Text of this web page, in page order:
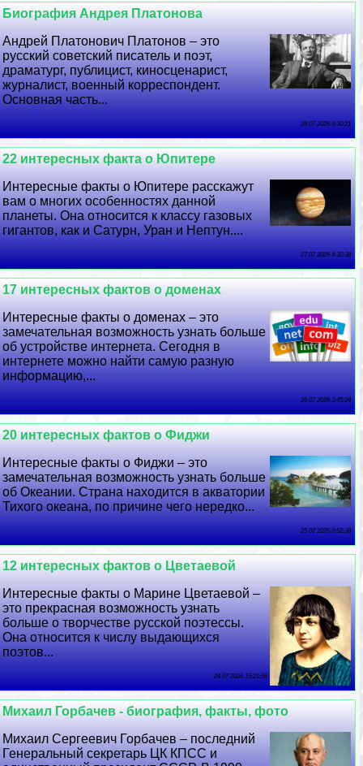
Биография Андрея Платонова
Андрей Платонович Платонов – это
русский советский писатель и поэт,
драматург, публицист, киносценарист,
журналист, военный корреспондент.
Основная часть...
28 07 2026 9:30:21
22 интересных факта о Юпитере
Интересные факты о Юпитере расскажут
вам о многих особенностях данной
планеты. Она относится к классу газовых
гигантов, как и Сатурн, Уран и Нептун....
27 07 2026 4:30:38
17 интересных фактов о доменах
Интересные факты о доменах – это
замечательная возможность узнать больше
об устройстве интернета. Сегодня в
интернете можно найти самую разную
информацию,...
26 07 2026 3:45:24
20 интересных фактов о Фиджи
Интересные факты о Фиджи – это
замечательная возможность узнать больше
об Океании. Страна находится в акватории
Тихого океана, по причине чего нередко...
25 07 2026 0:52:38
12 интересных фактов о Цветаевой
Интересные факты о Марине Цветаевой –
это прекрасная возможность узнать
больше о творчестве русской поэтессы.
Она относится к числу выдающихся
поэтов...
24 07 2026 15:21:56
Михаил Горбачев - биография, факты, фото
Михаил Сергеевич Горбачев – последний
Генеральный секретарь ЦК КПСС и